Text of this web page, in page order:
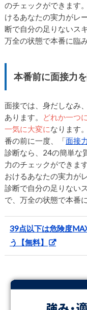
のチェックができます
けるあなたの実力がレ
断で自分の足りないス
万全の状態で本番に臨
本番前に面接力
面接では、身だしなみ
あります。
どれか一つ
一気に大変になります
番の前に一度、「面接
診断なら、24の簡単な
力のチェックができま
おけるあなたの実力が
診断で自分の足りない
で、万全の状態で本番
39点以下は危険度
う【無料】